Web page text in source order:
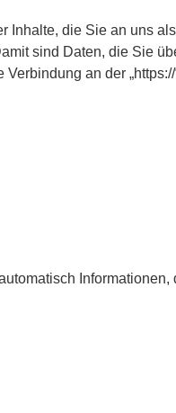
Inhalte, die Sie an uns
sind Daten, die Sie
an der
Informationen,